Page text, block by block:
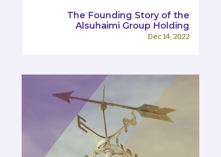
The Founding Story of the
Alsuhaimi Group Holding
Dec 14, 2022